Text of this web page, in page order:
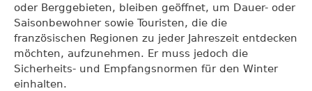
oder Berggebieten, bleiben geöffnet, um Dauer- oder
Saisonbewohner sowie Touristen, die die
französischen Regionen zu jeder Jahreszeit entdecken
möchten, aufzunehmen. Er muss jedoch die
Sicherheits- und Empfangsnormen für den Winter
einhalten.